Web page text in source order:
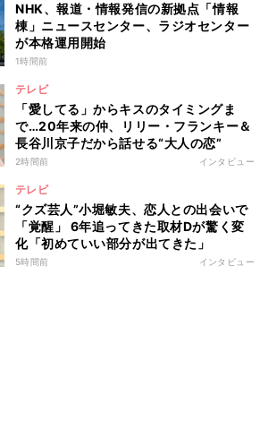
NHK、報道・情報発信の新拠点「情報
棟」ニュースセンター、ラジオセンター
が本格運用開始
1時間前
テレビ
「愛してる」からキスのタイミングま
で…20年来の仲、リリー・フランキー＆
長谷川京子だから話せる“大人の恋”
2時間前 インタビュー
テレビ
“クズ芸人”小堀敏夫、恋人との出会いで
「覚醒」 6年追ってきた取材Dが驚く変
化「初めていい部分が出てきた」
5時間前 インタビュー